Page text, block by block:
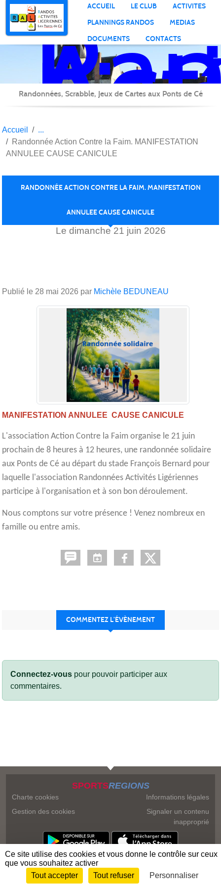
ACCUEIL LE CLUB
ACTIVITES
PLANNINGS RANDOS
MEDIAS
DOCUMENTS
CONTACTS
Randonnées, Scrabble, Jeux de Cartes aux Ponts de Cé
Accueil
Randonnée Action Contre la Faim. MANIFESTATION
ANNULEE CAUSE CANICULE
RANDONNÉE ACTION CONTRE LA FAIM. MANIFESTATION
ANNULEE CAUSE CANICULE
Le dimanche 21 juin 2026
Publié le 28 mai 2026 par Michèle BEDUNEAU
MANIFESTATION ANNULEE CAUSE CANICULE
L'association Action Contre la Faim organise le 21 juin
prochain de 8 heures à 12 heures, une randonnée solidaire
aux Ponts de Cé au départ du stade François Bernard pour
laquelle l'association Randonnées Activités Ligériennes
participe à l'organisation et à son bon déroulement.
Nous comptons sur votre présence ! Venez nombreux en
famille ou entre amis.
COMMENTEZ L’ÉVÈNEMENT
Connectez-vous pour pouvoir participer aux
commentaires.
SPORTSREGIONS
Charte cookies
Gestion des cookies
Informations légales
Signaler un contenu
inapproprié
Envie de participer ? Connexion
Panneau de gestion des cookies
Ce site utilise des cookies et vous donne le contrôle sur ceux
que vous souhaitez activer
Tout accepter
Tout refuser Personnaliser